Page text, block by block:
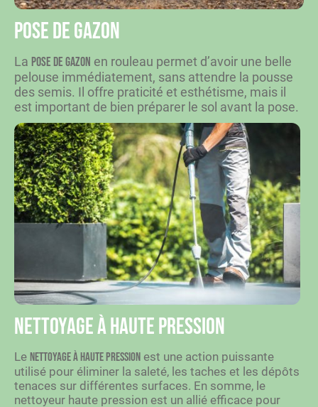
Pose de gazon
La pose de gazon en rouleau permet d’avoir une belle
pelouse immédiatement, sans attendre la pousse
des semis. Il offre praticité et esthétisme, mais il
est important de bien préparer le sol avant la pose.
Nettoyage à haute pression
Le nettoyage à haute pression est une action puissante
utilisé pour éliminer la saleté, les taches et les dépôts
tenaces sur différentes surfaces. En somme, le
nettoyeur haute pression est un allié efficace pour